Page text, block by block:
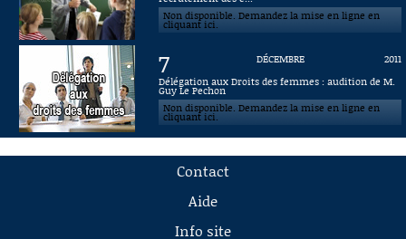
Non disponible. Demandez la mise en ligne en
cliquant ici.
7 DÉCEMBRE
2011
Délégation aux Droits des femmes : audition de M.
Guy Le Pechon
Non disponible. Demandez la mise en ligne en
cliquant ici.
Contact
Aide
Info site